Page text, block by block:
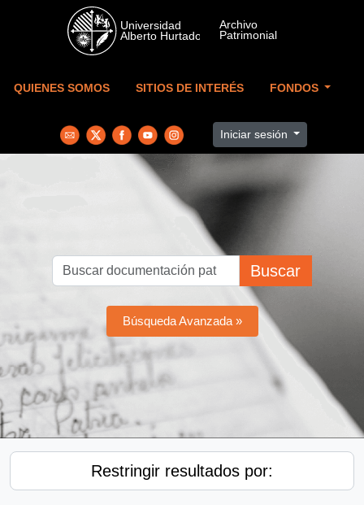
Skip to main content
QUIENES SOMOS SITIOS DE INTERÉS FONDOS
Iniciar sesión
Buscar
Búsqueda Avanzada »
Restringir resultados por: